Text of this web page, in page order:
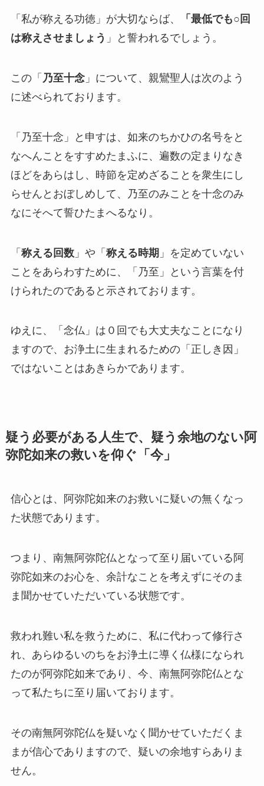
「私が称える功徳」が大切ならば、
「最低でも○回
は称えさせましょう 」と誓われるでしょう。
この「 乃至十念」について、親鸞聖人は次のよう
に述べられております。
「乃至十念」と申すは、如来のちかひの名号をと
なへんことをすすめたまふに、遍数の定まりなき
ほどをあらはし、時節を定めざることを衆生にし
らせんとおぼしめして、乃至のみことを十念のみ
なにそへて誓ひたまへるなり。
「 称える回数」や「 称える時期 」を定めていない
ことをあらわすために、「乃至」という言葉を付
けられたのであると示されております。
ゆえに、「念仏」は０回でも大丈夫なことになり
ますので、お浄土に生まれるための「正しき因」
ではないことはあきらかであります。
疑う必要がある人生で、疑う余地のない阿
弥陀如来の救いを仰ぐ「今」
信心とは、阿弥陀如来のお救いに疑いの無くなっ
た状態であります。
つまり、南無阿弥陀仏となって至り届いている阿
弥陀如来のお心を、余計なことを考えずにそのま
ま聞かせていただいている状態です。
救われ難い私を救うために、私に代わって修行さ
れ、あらゆるいのちをお浄土に導く仏様になられ
たのが阿弥陀如来であり、今、南無阿弥陀仏とな
って私たちに至り届いております。
その南無阿弥陀仏を疑いなく聞かせていただくま
まが信心でありますので、疑いの余地すらありま
せん。